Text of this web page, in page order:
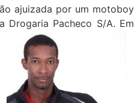
ajuizada por um motoboy
Drogaria Pacheco S/A. Em